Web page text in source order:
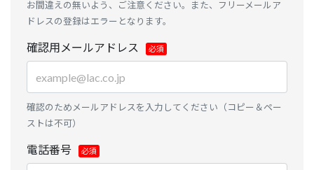
お間違えの無いよう、ご注意ください。また、フリーメールア
ドレスの登録はエラーとなります。
確認用メールアドレス
確認のためメールアドレスを入力してください（コピー＆ペー
ストは不可）
電話番号